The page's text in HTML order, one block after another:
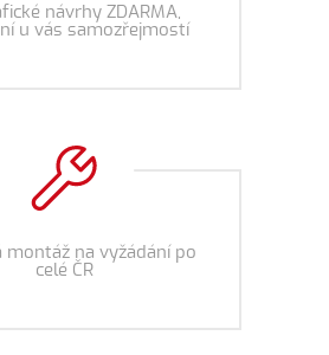
návrhy ZDARMA,
u vás samozřejmostí
montáž na vyžádání po
celé ČR